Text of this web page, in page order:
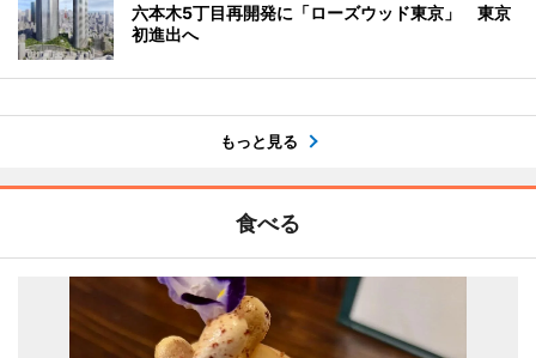
六本木5丁目再開発に「ローズウッド東京」 東京
初進出へ
もっと見る
食べる